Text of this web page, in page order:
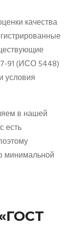
качества
91 (ИСО 5448)
условия
в нашей
есть
минимальной